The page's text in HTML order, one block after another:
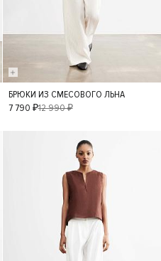
XS S
БРЮКИ ИЗ СМЕСОВОГО ЛЬНА
7 790 ₽12 990 ₽